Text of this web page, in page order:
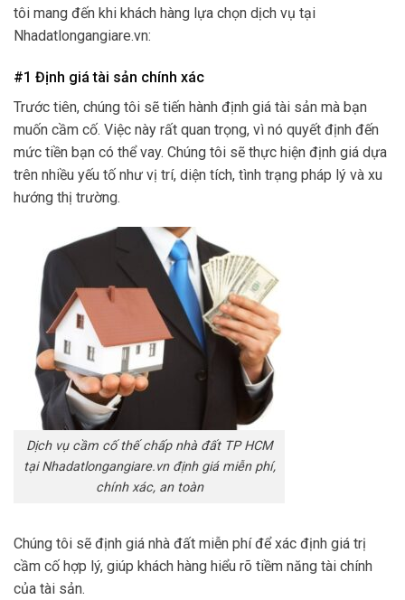
tôi mang đến khi khách hàng lựa chọn dịch vụ tại
Nhadatlongangiare.vn:
#1 Định giá tài sản chính xác
Trước tiên, chúng tôi sẽ tiến hành định giá tài sản mà bạn
muốn cầm cố. Việc này rất quan trọng, vì nó quyết định đến
mức tiền bạn có thể vay. Chúng tôi sẽ thực hiện định giá dựa
trên nhiều yếu tố như vị trí, diện tích, tình trạng pháp lý và xu
hướng thị trường.
Dịch vụ cầm cố thế chấp nhà đất TP HCM
tại Nhadatlongangiare.vn định giá miễn phí,
chính xác, an toàn
Chúng tôi sẽ định giá nhà đất miễn phí để xác định giá trị
cầm cố hợp lý, giúp khách hàng hiểu rõ tiềm năng tài chính
của tài sản.